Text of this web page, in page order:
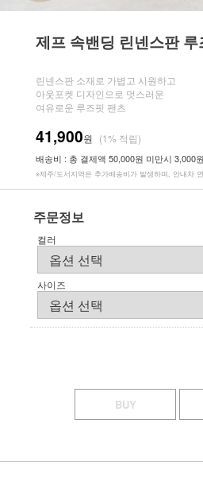
제프 속밴딩 린넨스판
린넨스판 소재로 가볍고 시원하고
아웃포켓 디자인으로 멋스러운
여유로운 루즈핏 팬츠
41,900원 (1% 적립)
배송비 : 총 결제액 50,000원 미만시 3,000원
※제주/도서지역은 추가배송비가 발생하며, 안내차
주문정보
컬러
사이즈
BUY